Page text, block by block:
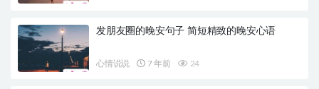
发朋友圈的晚安句子 简短精致的晚安心语
心情说说 7 年前 24